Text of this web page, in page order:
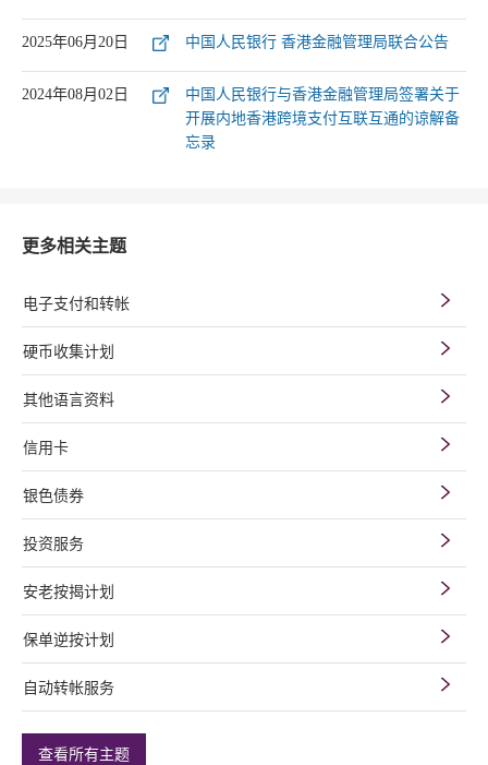
2025年06月20日 中国人民银行 香港金融管理局联合公告
2024年08月02日
中国人民银行与香港金融管理局签署关于
开展内地香港跨境支付互联互通的谅解备
忘录
更多相关主题
电子支付和转帐
硬币收集计划
其他语言资料
信用卡
银色债券
投资服务
安老按揭计划
保单逆按计划
自动转帐服务
查看所有主题